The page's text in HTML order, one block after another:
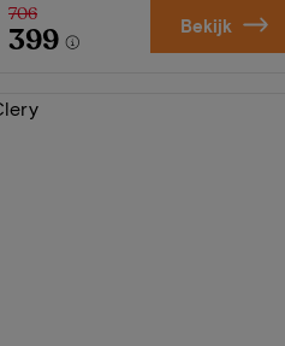
706
399 Bekijk